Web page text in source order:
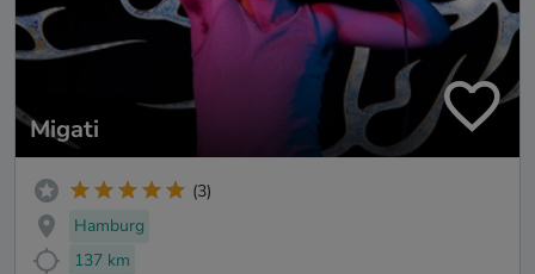
Migati
(3)
Hamburg
137 km